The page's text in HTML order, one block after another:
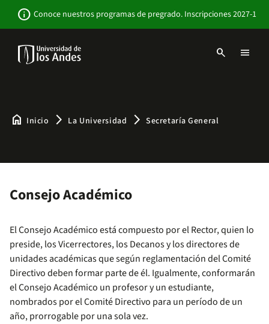
contenido
info Conoce nuestros programas de pregrado. Inscripciones 2027-1
search menu
home Inicio arrow_forward_ios La Universidad arrow_forward_ios Secretaría General
Consejo Académico
El Consejo Académico está compuesto por el Rector, quien lo
preside, los Vicerrectores, los Decanos y los directores de
unidades académicas que según reglamentación del Comité
Directivo deben formar parte de él. Igualmente, conformarán
el Consejo Académico un profesor y un estudiante,
nombrados por el Comité Directivo para un período de un
año, prorrogable por una sola vez.